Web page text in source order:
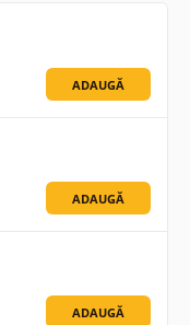
ADAUGĂ
ADAUGĂ
ADAUGĂ